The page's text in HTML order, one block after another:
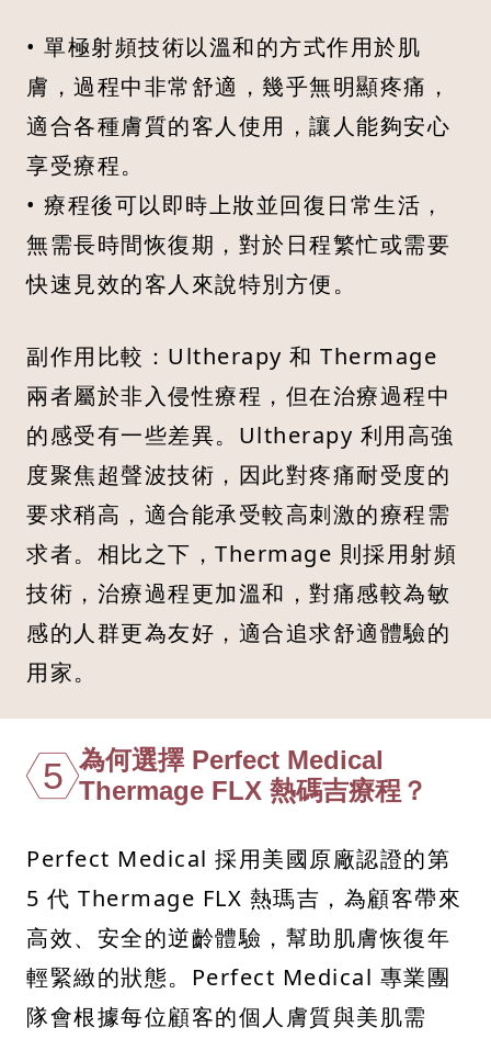
• 單極射頻技術以溫和的方式作用於肌
膚，過程中非常舒適，幾乎無明顯疼痛，
適合各種膚質的客人使用，讓人能夠安心
享受療程。
• 療程後可以即時上妝並回復日常生活，
無需長時間恢復期，對於日程繁忙或需要
快速見效的客人來說特別方便。
副作用比較：Ultherapy 和 Thermage
兩者屬於非入侵性療程，但在治療過程中
的感受有一些差異。Ultherapy 利用高強
度聚焦超聲波技術，因此對疼痛耐受度的
要求稍高，適合能承受較高刺激的療程需
求者。相比之下，Thermage 則採用射頻
技術，治療過程更加溫和，對痛感較為敏
感的人群更為友好，適合追求舒適體驗的
用家。
5 為何選擇 Perfect Medical
Thermage FLX 熱碼吉療程？
Perfect Medical 採用美國原廠認證的第
5 代 Thermage FLX 熱瑪吉，為顧客帶來
高效、安全的逆齡體驗，幫助肌膚恢復年
輕緊緻的狀態。Perfect Medical 專業團
隊會根據每位顧客的個人膚質與美肌需